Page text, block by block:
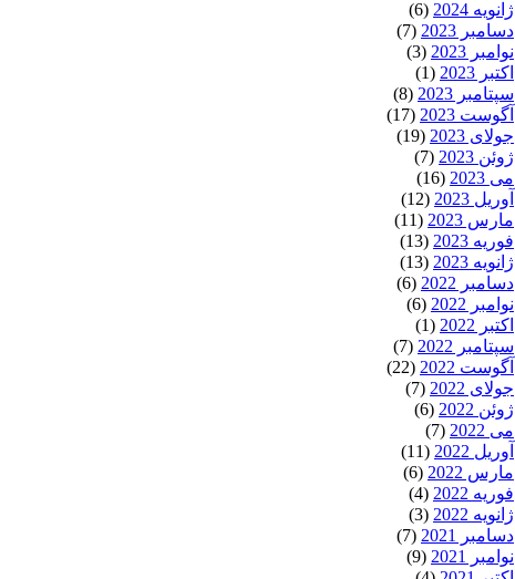
ژانویه 2024
(6)
دسامبر 2023
(7)
نوامبر 2023
(3)
اکتبر 2023
(1)
سپتامبر 2023
(8)
آگوست 2023
(17)
جولای 2023
(19)
ژوئن 2023
(7)
می 2023
(16)
آوریل 2023
(12)
مارس 2023
(11)
فوریه 2023
(13)
ژانویه 2023
(13)
دسامبر 2022
(6)
نوامبر 2022
(6)
اکتبر 2022
(1)
سپتامبر 2022
(7)
آگوست 2022
(22)
جولای 2022
(7)
ژوئن 2022
(6)
می 2022
(7)
آوریل 2022
(11)
مارس 2022
(6)
فوریه 2022
(4)
ژانویه 2022
(3)
دسامبر 2021
(7)
نوامبر 2021
(9)